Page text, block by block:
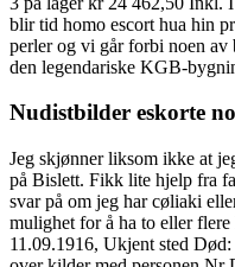
blir tid homo escort hua hin
perler og vi går forbi noen av
den legendariske KGB-
Nudistbilder eskorte
Jeg skjønner liksom ikke at
på Bislett. Fikk lite hjelp fra
svar på om jeg har cøliaki
mulighet for å ha to eller
11.09.1916, Ukjent sted